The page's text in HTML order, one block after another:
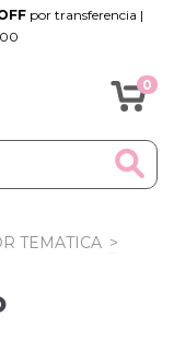
por transferencia |
0
TEMATICA >